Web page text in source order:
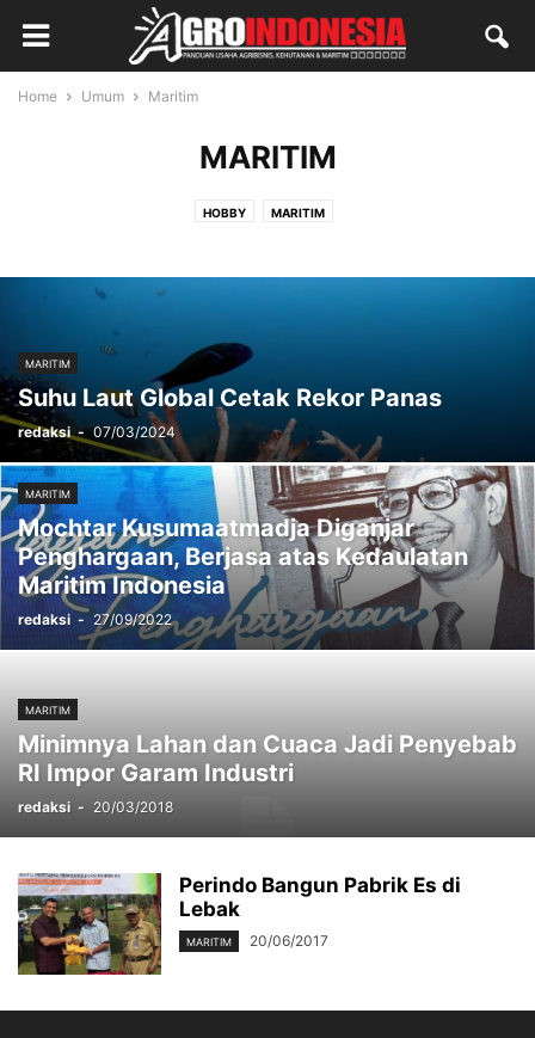
Home Umum Maritim
MARITIM
HOBBY MARITIM
MARITIM
Suhu Laut Global Cetak Rekor Panas
redaksi - 07/03/2024
MARITIM
Mochtar Kusumaatmadja Diganjar
Penghargaan, Berjasa atas Kedaulatan
Maritim Indonesia
redaksi - 27/09/2022
MARITIM
Minimnya Lahan dan Cuaca Jadi Penyebab
RI Impor Garam Industri
redaksi - 20/03/2018
Perindo Bangun Pabrik Es di
Lebak
MARITIM 20/06/2017